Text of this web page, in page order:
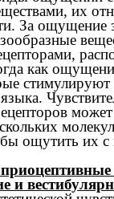
их
За ощущение
как
ощутить их
и